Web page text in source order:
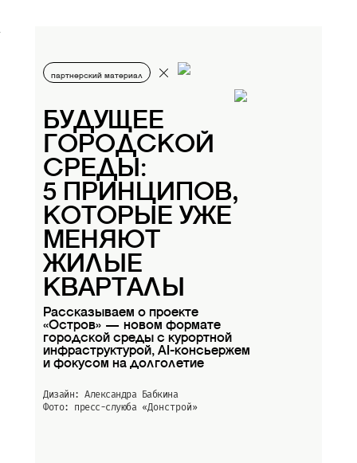
партнерский материал
БУДУЩЕЕ
ГОРОДСКОЙ
СРЕДЫ:
5 ПРИНЦИПОВ,
КОТОРЫЕ УЖЕ
МЕНЯЮТ
ЖИЛЫЕ
КВАРТАЛЫ
Рассказываем о проекте
«Остров» — новом формате
городской среды с курортной
инфраструктурой, AI-консьержем
и фокусом на долголетие
Дизайн: Александра Бабкина
Фото: пресс-слуюба «Донстрой»